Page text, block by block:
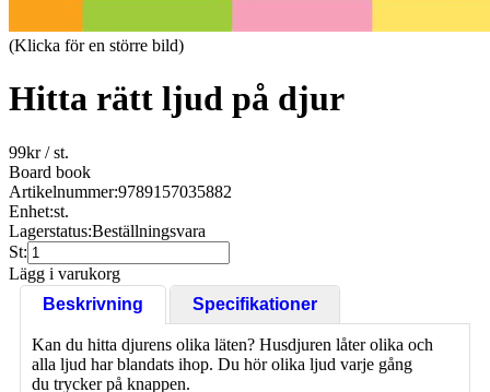
(Klicka för en större bild)
Hitta rätt ljud på djur
99kr/ st.
Board book
Artikelnummer:9789157035882
Enhet:st.
Lagerstatus:Beställningsvara
St:
Lägg i varukorg
Beskrivning
Specifikationer
Kan du hitta djurens olika läten? Husdjuren låter olika och
alla ljud har blandats ihop. Du hör olika ljud varje gång
du trycker på knappen.